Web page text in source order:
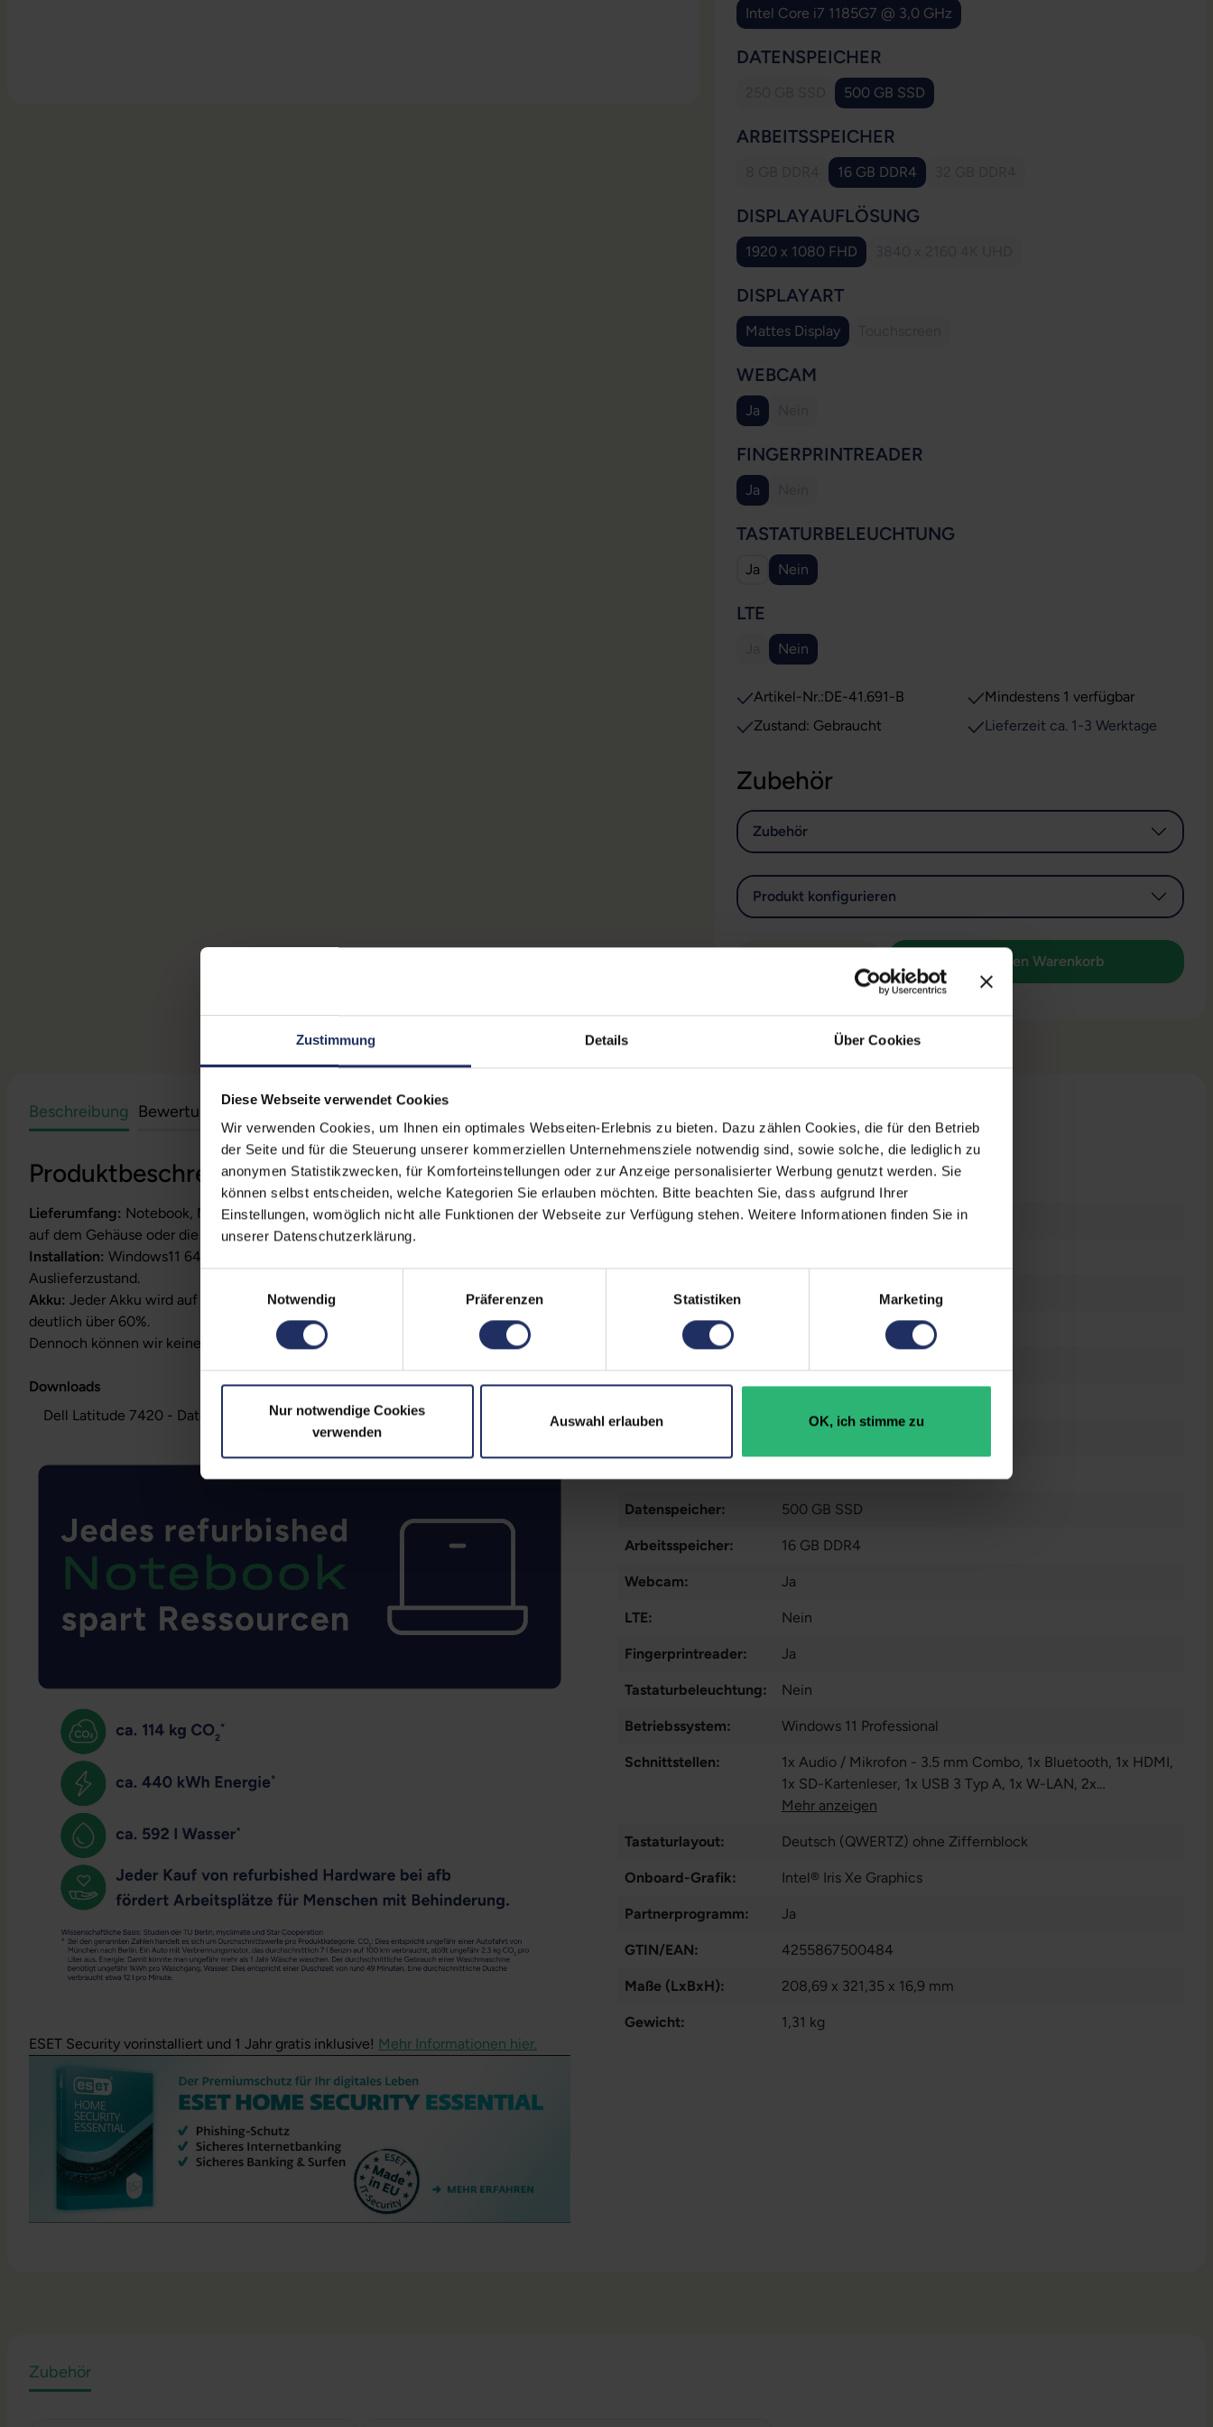
Zustimmung Details Über Cookies
Diese Webseite verwendet Cookies
Wir verwenden Cookies, um Ihnen ein optimales Webseiten-Erlebnis zu bieten. Dazu zählen Cookies, die für den Betrieb
der Seite und für die Steuerung unserer kommerziellen Unternehmensziele notwendig sind, sowie solche, die lediglich zu
anonymen Statistikzwecken, für Komforteinstellungen oder zur Anzeige personalisierter Werbung genutzt werden. Sie
können selbst entscheiden, welche Kategorien Sie erlauben möchten. Bitte beachten Sie, dass aufgrund Ihrer
Einstellungen, womöglich nicht alle Funktionen der Webseite zur Verfügung stehen. Weitere Informationen finden Sie in
unserer Datenschutzerklärung.
Notwendig
Präferenzen Statistiken Marketing
Nur notwendige Cookies
verwenden
Auswahl erlauben OK, ich stimme zu
Intel Core i7 1185G7 @ 3,0 GHz
DATENSPEICHER
(Diese Option ist zurzeit nicht verfügbar.)
500 GB SSD
ARBEITSSPEICHER
(Diese Option ist zurzeit nicht verfügbar.)
16 GB DDR4
DISPLAYAUFLÖSUNG
1920 x 1080 FHD
DISPLAYARTAUSWÄHLEN
Mattes Display
WEBCAM
Ja
FINGERPRINTREADER
Ja
TASTATURBELEUCHTUNG
Ja Nein
LTE
(Diese Option ist zurzeit nicht verfügbar.)
Nein
Artikel-Nr.:DE-41.691-B
Zustand: Gebraucht
Mindestens 1 verfügbar
Lieferzeit ca. 1-3 Werktage
Zubehör
Zubehör
Produkt konfigurieren
Produkt Anzahl: Gib den gewünschten Wert ein
In den Warenkorb
Beschreibung Bewertungen Sicherheit & Herstellerinformationen
Produktbeschreibung
Lieferumfang: Notebook, Netzteil, Akku, Produktschlüssel (Der Aufkleber befindet sich
auf dem Gehäuse oder die Lizenz ist bereits digital hinterlegt)
Installation: Windows11 64Bit vorinstalliert inklusive Wiederherstellungsmöglichkeit auf
Auslieferzustand.
Akku: Jeder Akku wird auf Funktion geprüft. Die Akku-Kapazität liegt im Normalfall
deutlich über 60%.
Dennoch können wir keine Garantieleistungen auf Akkulaufzeiten übernehmen.
Downloads
Dell Latitude 7420 - Datenblatt (pdf)
ESET Security vorinstalliert und 1 Jahr gratis inklusive! Mehr Informationen hier.
Technische Daten
Zustand: Gebraucht
Displaygröße:
Displayauflösung: 1920 x 1080 FHD
Datenspeicher: 500 GB SSD
Arbeitsspeicher: 16 GB DDR4
Webcam: Ja
LTE: Nein
Fingerprintreader: Ja
Tastaturbeleuchtung: Nein
Betriebssystem: Windows 11 Professional
Schnittstellen: 1x Audio / Mikrofon - 3.5 mm Combo, 1x Bluetooth, 1x HDMI,
1x SD-Kartenleser, 1x USB 3 Typ A, 1x W-LAN, 2x
Thunderbolt
Mehr anzeigen
Tastaturlayout: Deutsch (QWERTZ) ohne Ziffernblock
Onboard-Grafik: Intel® Iris Xe Graphics
Partnerprogramm: Ja
GTIN/EAN: 4255867500484
Maße (LxBxH): 208,69 x 321,35 x 16,9 mm
Gewicht: 1,31 kg
Zubehör